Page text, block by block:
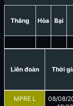
Thắng Hòa Bại
Liên đoàn Thời
MPRE L
08/08/